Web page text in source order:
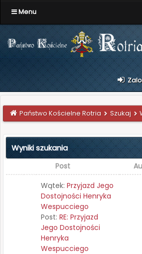
Menu
Państwo Kościelne Rotria Szukaj
Wyniki szukania
Post
Wątek: Przyjazd Jego
Dostojności Henryka
Wespucciego
Post: RE: Przyjazd
Jego Dostojności
Henryka
Wespucciego